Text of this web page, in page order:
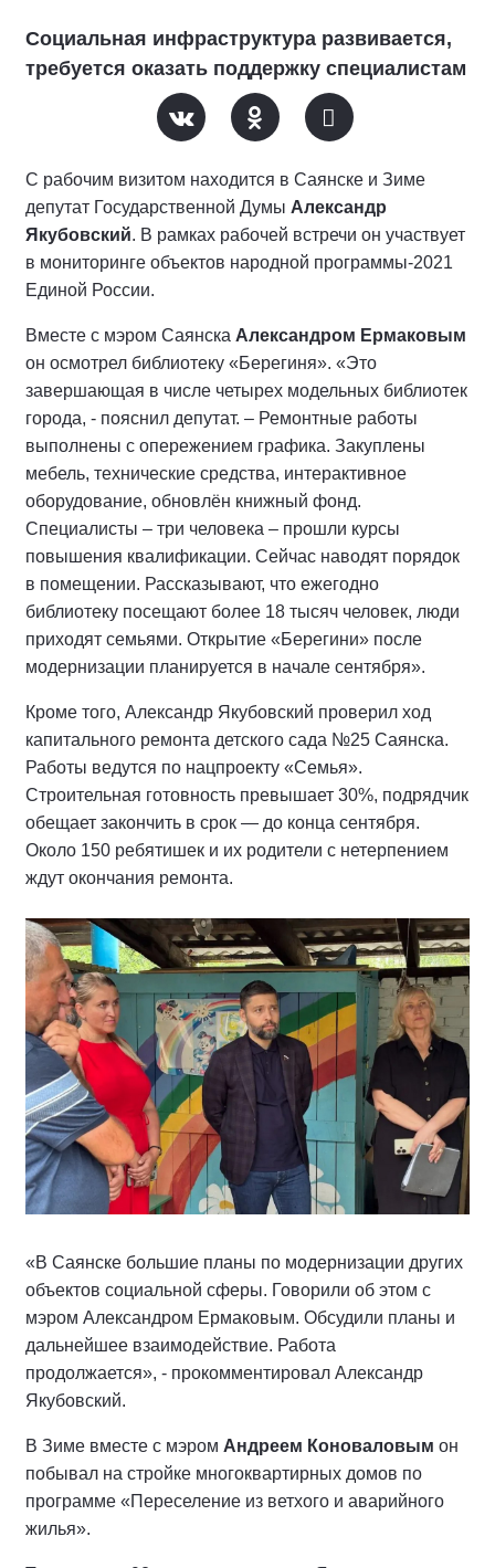
Социальная инфраструктура развивается,
требуется оказать поддержку специалистам
С рабочим визитом находится в Саянске и Зиме
депутат Государственной Думы Александр
Якубовский. В рамках рабочей встречи он участвует
в мониторинге объектов народной программы-2021
Единой России.
Вместе с мэром Саянска Александром Ермаковым
он осмотрел библиотеку «Берегиня». «Это
завершающая в числе четырех модельных библиотек
города, - пояснил депутат. – Ремонтные работы
выполнены с опережением графика. Закуплены
мебель, технические средства, интерактивное
оборудование, обновлён книжный фонд.
Специалисты – три человека – прошли курсы
повышения квалификации. Сейчас наводят порядок
в помещении. Рассказывают, что ежегодно
библиотеку посещают более 18 тысяч человек, люди
приходят семьями. Открытие «Берегини» после
модернизации планируется в начале сентября».
Кроме того, Александр Якубовский проверил ход
капитального ремонта детского сада №25 Саянска.
Работы ведутся по нацпроекту «Семья».
Строительная готовность превышает 30%, подрядчик
обещает закончить в срок — до конца сентября.
Около 150 ребятишек и их родители с нетерпением
ждут окончания ремонта.
«В Саянске большие планы по модернизации других
объектов социальной сферы. Говорили об этом с
мэром Александром Ермаковым. Обсудили планы и
дальнейшее взаимодействие. Работа
продолжается», - прокомментировал Александр
Якубовский.
В Зиме вместе с мэром Андреем Коноваловым он
побывал на стройке многоквартирных домов по
программе «Переселение из ветхого и аварийного
жилья».